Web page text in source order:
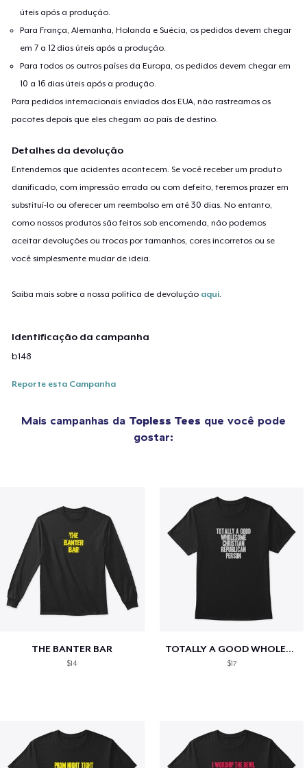
úteis após a produção.
Para França, Alemanha, Holanda e Suécia, os pedidos devem chegar
em 7 a 12 dias úteis após a produção.
Para todos os outros países da Europa, os pedidos devem chegar em
10 a 16 dias úteis após a produção.
Para pedidos internacionais enviados dos EUA, não rastreamos os
pacotes depois que eles chegam ao país de destino.
Detalhes da devolução
Entendemos que acidentes acontecem. Se você receber um produto
danificado, com impressão errada ou com defeito, teremos prazer em
substituí-lo ou oferecer um reembolso em até 30 dias. No entanto,
como nossos produtos são feitos sob encomenda, não podemos
aceitar devoluções ou trocas por tamanhos, cores incorretos ou se
você simplesmente mudar de ideia.
Saiba mais sobre a nossa política de devolução aqui
Identificação da campanha
b148
Reporte esta Campanha
Mais campanhas da Topless Tees que você pode
gostar:
THE BANTER BAR
$14
TOTALLY A GOOD WHOLESOME CHRISTIAN...
$17